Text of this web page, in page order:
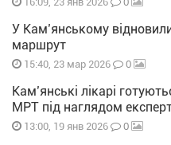
У Кам’янському
маршрут
15:40, 23 мар 2026 0
Кам’янські лікарі
МРТ під наглядом
13:00, 19 янв 2026 0